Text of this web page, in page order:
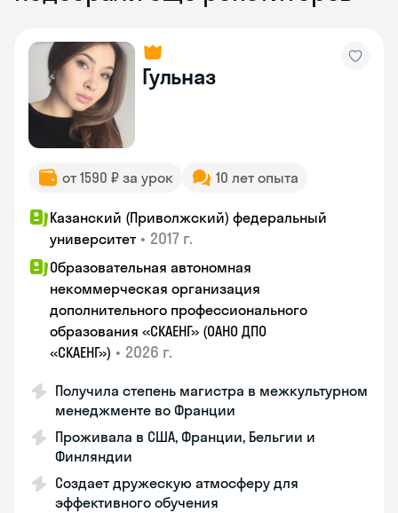
Гульназ
от 1590 ₽ за урок 10 лет опыта
Казанский (Приволжский) федеральный
университет • 2017 г.
Образовательная автономная
некоммерческая организация
дополнительного профессионального
образования «СКАЕНГ» (ОАНО ДПО
«СКАЕНГ») • 2026 г.
Получила степень магистра в межкультурном
менеджменте во Франции
Проживала в США, Франции, Бельгии и
Финляндии
Создает дружескую атмосферу для
эффективного обучения